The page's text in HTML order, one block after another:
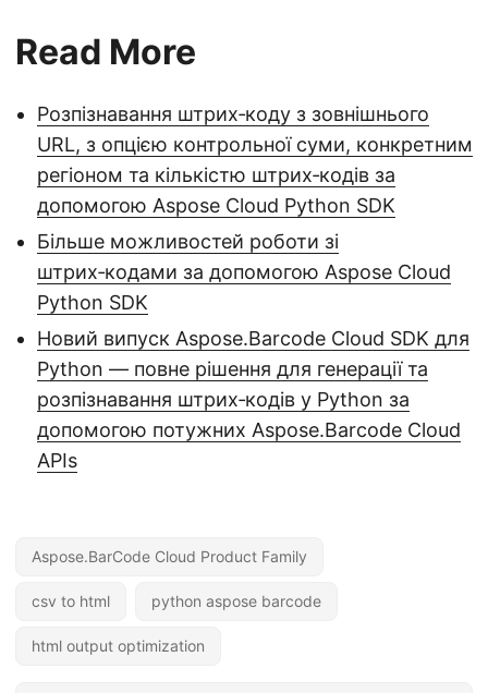
Read More
Розпізнавання штрих‑коду з зовнішнього
URL, з опцією контрольної суми, конкретним
регіоном та кількістю штрих‑кодів за
допомогою Aspose Cloud Python SDK
Більше можливостей роботи зі
штрих‑кодами за допомогою Aspose Cloud
Python SDK
Новий випуск Aspose.Barcode Cloud SDK для
Python — повне рішення для генерації та
розпізнавання штрих‑кодів у Python за
допомогою потужних Aspose.Barcode Cloud
APIs
Aspose.BarCode Cloud Product Family
csv to html python aspose barcode
html output optimization